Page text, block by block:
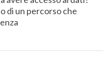
di un percorso che